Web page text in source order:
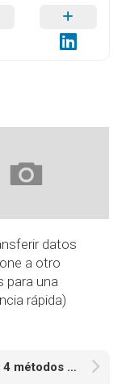
datos
a otro
para una
rápida)
Cómo desplazarse en un MacBook: 4 métodos prácticos